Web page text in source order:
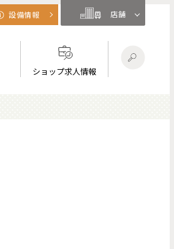
ショップ求人情報
設備情報 店舗